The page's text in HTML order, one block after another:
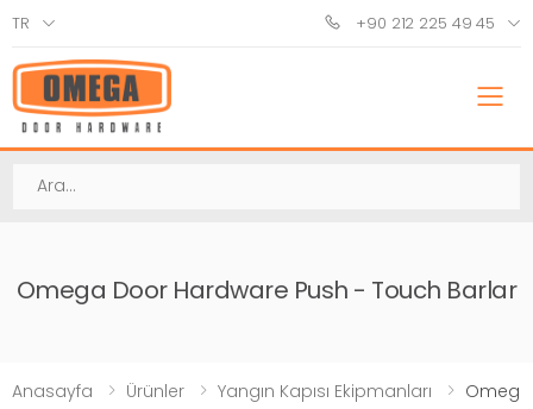
TR +90 212 225 49 45
Ara
Omega Door Hardware Push - Touch Barlar
Anasayfa Ürünler Yangın Kapısı Ekipmanları